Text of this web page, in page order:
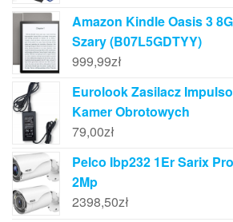
Amazon Kindle Oasis 3
Szary (B07L5GDTYY)
999,99zł
Eurolook Zasilacz
Kamer Obrotowych
79,00zł
Pelco Ibp232 1Er Sarix
2Mp
2398,50zł